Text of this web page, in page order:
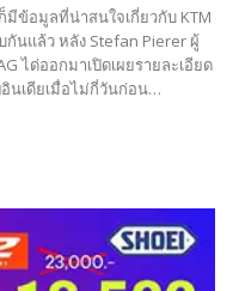
มีข้อมูลที่น่าสนใจเกี่ยวกับ KTM
กันแล้ว หลัง Stefan Pierer ผู้
ได่ออกมาเปิดเผยรายละเอียด
นเดียเมื่อไม่กี่วันก่อน…